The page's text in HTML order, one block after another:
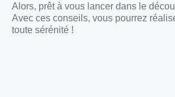
Alors, prêt à vous lancer dans le
Avec ces conseils, vous pourrez
toute sérénité !